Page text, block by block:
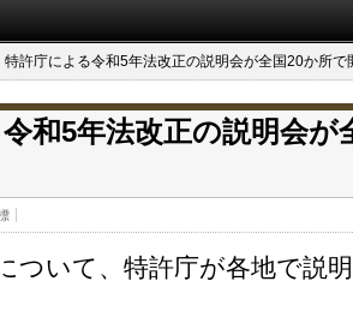
特許庁による令和5年法改正の説明会が全国20か所で
和5年法改正の説明会が
ついて、特許庁が各地で説